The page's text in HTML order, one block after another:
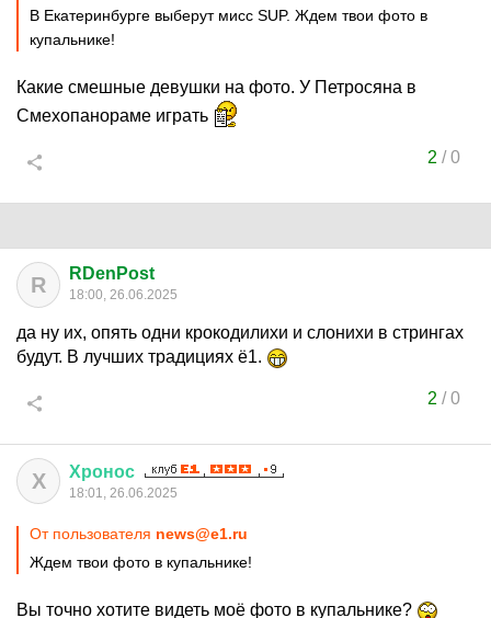
В Екатеринбурге выберут мисс SUP. Ждем твои фото в
купальнике!
Какие смешные девушки на фото. У Петросяна в
Смехопанораме играть
2 /0
R RDenPost
18:00, 26.06.2025
да ну их, опять одни крокодилихи и слонихи в стрингах
будут. В лучших традициях ё1.
2 /0
Х Хронос
18:01, 26.06.2025
От пользователя news@e1.ru
Ждем твои фото в купальнике!
Вы точно хотите видеть моё фото в купальнике?